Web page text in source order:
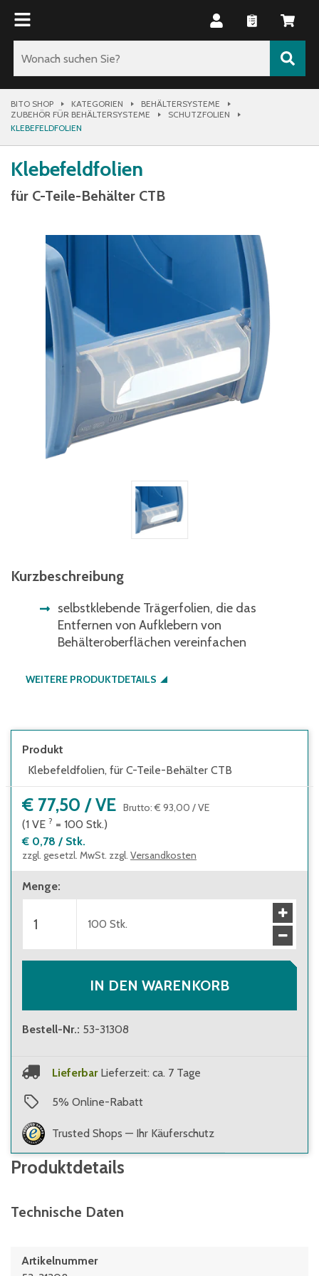
BITO SHOP KATEGORIEN
BEHÄLTERSYSTEME
ZUBEHÖR FÜR BEHÄLTERSYSTEME
SCHUTZFOLIEN
KLEBEFELDFOLIEN
Klebefeldfolien
für C-Teile-Behälter CTB
Kurzbeschreibung
selbstklebende Trägerfolien, die das
Entfernen von Aufklebern von
Behälteroberflächen vereinfachen
WEITERE PRODUKTDETAILS
Produkt
Klebefeldfolien, für C-Teile-Behälter CTB
€ 77,50 /VE Brutto:€ 93,00 /VE
(1 VE ? = 100 Stk.)
€ 0,78 / Stk.
zzgl. gesetzl. MwSt. zzgl. Versandkosten
Menge:
100 Stk.
IN DEN WARENKORB
Bestell-Nr.: 53-31308
Lieferbar Lieferzeit: ca. 7 Tage
5% Online-Rabatt
Trusted Shops — Ihr Käuferschutz
Produktdetails
Technische Daten
Artikelnummer